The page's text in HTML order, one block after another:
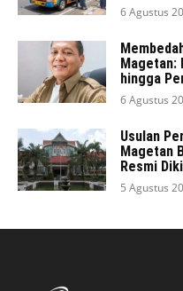
6 Agustus
Magetan:
hingga
6 Agustus
Usulan
Magetan
Resmi
5 Agustus